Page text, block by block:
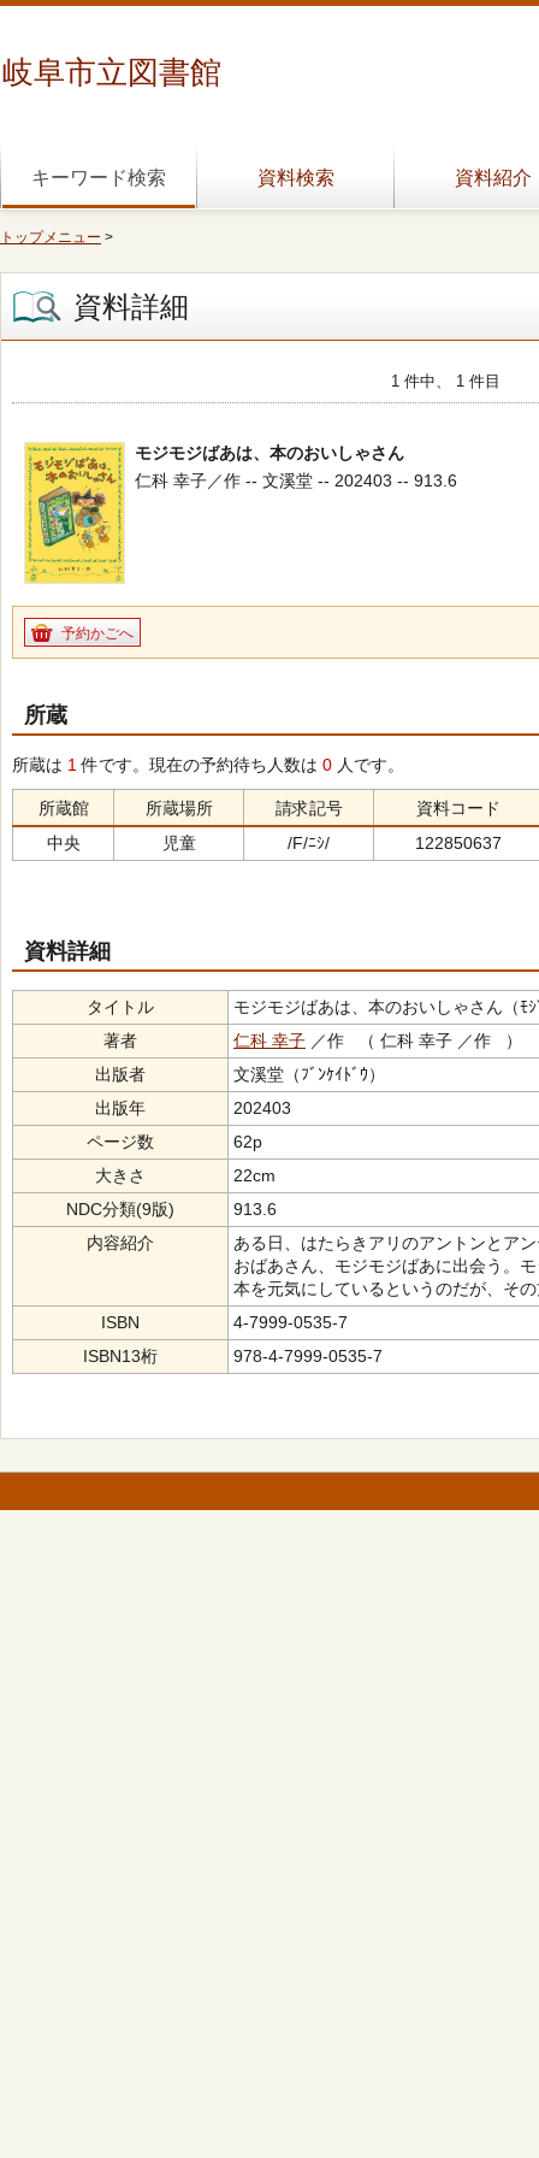
岐阜市立図書館
キーワード検索 資料検索 資料紹介
トップメニュー >
資料詳細
1 件中、 1 件目
モジモジばあは、本のおいしゃさん
仁科 幸子／作 -- 文溪堂 -- 202403 -- 913.6
予約かごへ
所蔵
所蔵は 1 件です。現在の予約待ち人数は 0 人です。
所蔵館 所蔵場所 請求記号
資料コード
中央
児童 /F/ﾆｼ/ 122850637
資料詳細
タイトル
モジモジばあは、本のおいしゃさん（ﾓｼ
著者
仁科 幸子 ／作 （ 仁科 幸子 ／作 ）
出版者
文溪堂（ﾌﾞﾝｹｲﾄﾞｳ）
出版年
202403
ページ数
62p
大きさ
22cm
NDC分類(9版)
913.6
内容紹介
ある日、はたらきアリのアントンとア
おばあさん、モジモジばあに出会う。
本を元気にしているというのだが、そ
ISBN
4-7999-0535-7
ISBN13桁
978-4-7999-0535-7